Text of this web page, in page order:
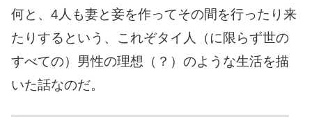
何と、4人も妻と妾を作ってその間を行ったり来
たりするという、これぞタイ人（に限らず世の
すべての）男性の理想（？）のような生活を描
いた話なのだ。